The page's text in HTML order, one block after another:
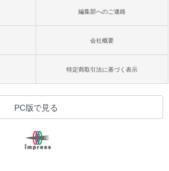
編集部へのご連絡
会社概要
特定商取引法に基づく表示
PC版で見る